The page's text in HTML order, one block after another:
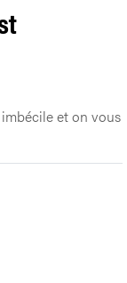
et on vous